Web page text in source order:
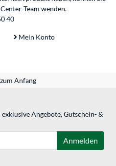
Team wenden.
40
Mein Konto
Anfang
Angebote, Gutschein- &
Anmelden